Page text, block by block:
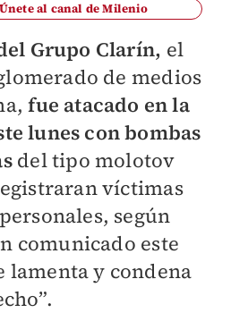
Únete al canal de Milenio
Grupo Clarín, el
de medios
fue atacado en la
lunes con bombas
del tipo molotov
víctimas
según
comunicado este
lamenta y condena